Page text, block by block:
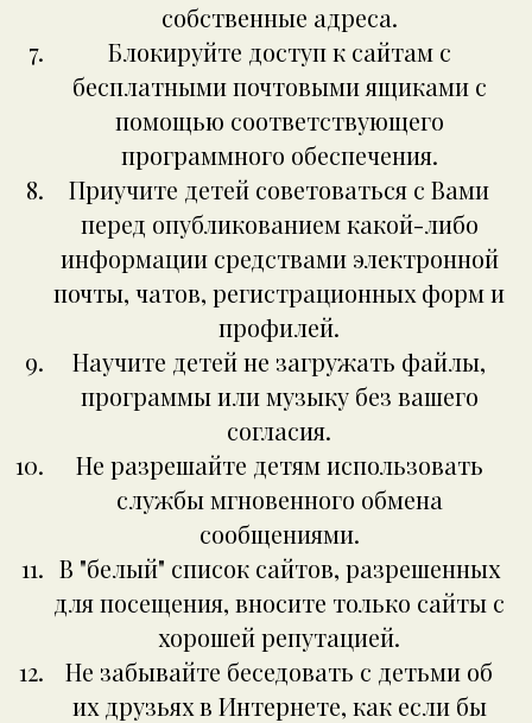
собственные адреса.
Блокируйте доступ к сайтам с
бесплатными почтовыми ящиками с
помощью соответствующего
программного обеспечения.
Приучите детей советоваться с Вами
перед опубликованием какой-либо
информации средствами электронной
почты, чатов, регистрационных форм и
профилей.
Научите детей не загружать файлы,
программы или музыку без вашего
согласия.
Не разрешайте детям использовать
службы мгновенного обмена
сообщениями.
В "белый" список сайтов, разрешенных
для посещения, вносите только сайты с
хорошей репутацией.
Не забывайте беседовать с детьми об
их друзьях в Интернете, как если бы